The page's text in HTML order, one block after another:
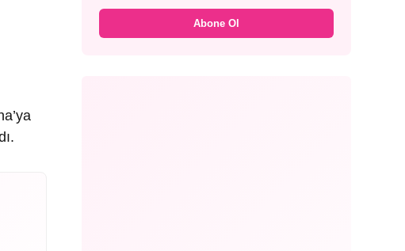
Abone Ol